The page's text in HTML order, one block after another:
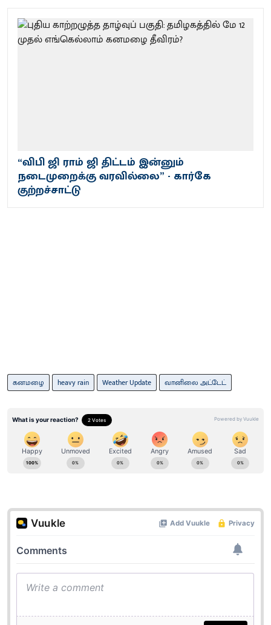
“விபி ஜி ராம் ஜி திட்டம் இன்னும்
நடைமுறைக்கு வரவில்லை” - கார்கே
குற்றச்சாட்டு
கனமழை heavy rain Weather Update வானிலை அட்டேட்